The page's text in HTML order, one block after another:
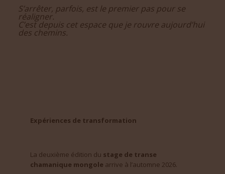
S’arrêter, parfois, est le premier pas pour se
réaligner.
C’est depuis cet espace que je rouvre aujourd’hui
des chemins.
Expériences de transformation
La deuxième édition du stage de transe
chamanique mongole arrive à l’automne 2026.